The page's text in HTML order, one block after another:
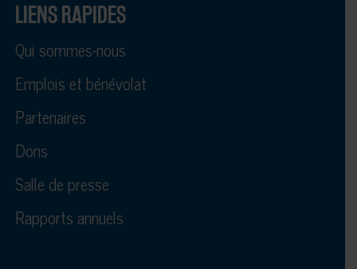
LIENS RAPIDES
Qui sommes-nous
Emplois et bénévolat
Partenaires
Dons
Salle de presse
Rapports annuels